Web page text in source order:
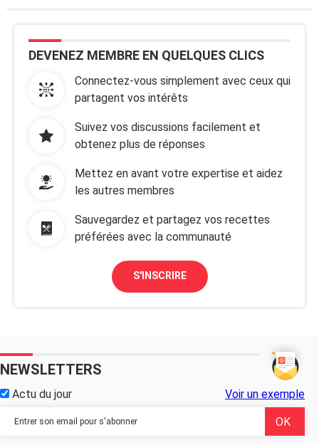
DEVENEZ MEMBRE EN QUELQUES CLICS
Connectez-vous simplement avec ceux qui
partagent vos intérêts
Suivez vos discussions facilement et
obtenez plus de réponses
Mettez en avant votre expertise et aidez
les autres membres
Sauvegardez et partagez vos recettes
préférées avec la communauté
S'INSCRIRE
NEWSLETTERS
Actu du jour Voir un exemple